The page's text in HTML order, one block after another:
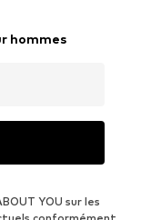
hommes
YOU sur les